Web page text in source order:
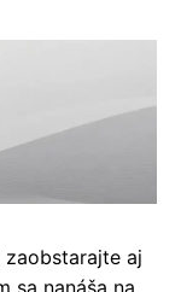
aj
sa nanáša na